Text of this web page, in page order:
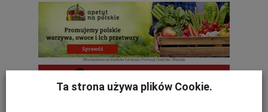
Ta strona używa plików Cookie.